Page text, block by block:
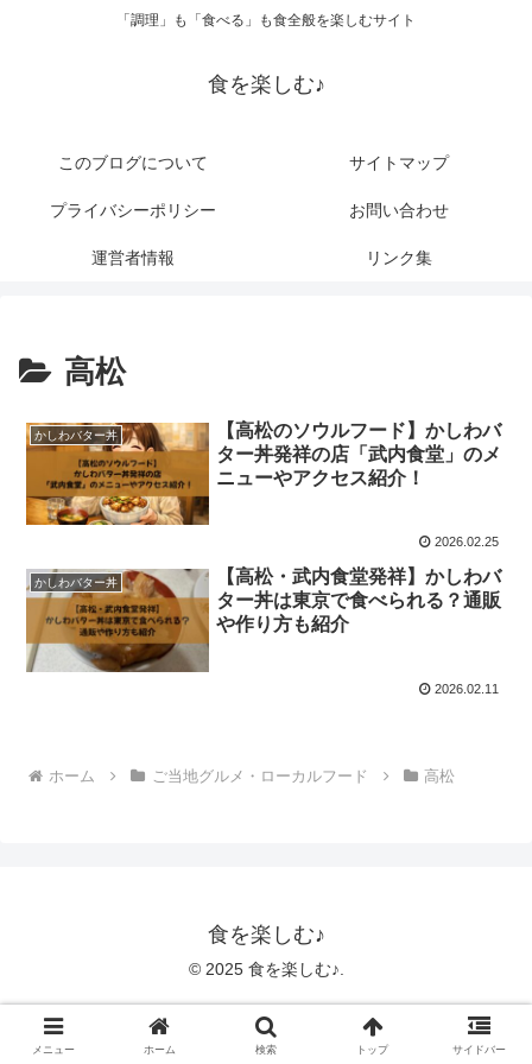
「調理」も「食べる」も食全般を楽しむサイト
食を楽しむ♪
このブログについて サイトマップ
プライバシーポリシー お問い合わせ
運営者情報 リンク集
高松
かしわバター丼
【高松のソウルフード】かしわバ
ター丼発祥の店「武内食堂」のメ
ニューやアクセス紹介！
2026.02.25
かしわバター丼
【高松・武内食堂発祥】かしわバ
ター丼は東京で食べられる？通販
や作り方も紹介
2026.02.11
ホーム ご当地グルメ・ローカルフード 高松
食を楽しむ♪
© 2025 食を楽しむ♪.
メニュー ホーム 検索 トップ サイドバー